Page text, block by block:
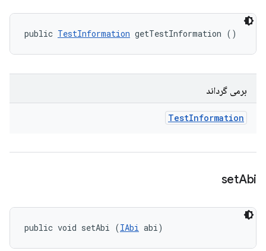
public TestInformation getTestInformation ()
برمی گرداند
TestInformation
setAbi
public void setAbi (IAbi abi)